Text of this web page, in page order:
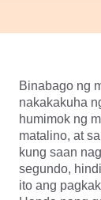
Binabago ng
nakakakuha
humimok ng
matalino, at
kung saan
segundo,
ito ang